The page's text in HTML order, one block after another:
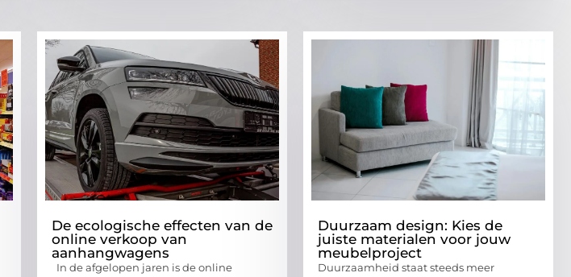
De ecologische effecten van de
online verkoop van
aanhangwagens
In de afgelopen jaren is de online
Duurzaam design: Kies de
juiste materialen voor jouw
meubelproject
Duurzaamheid staat steeds meer